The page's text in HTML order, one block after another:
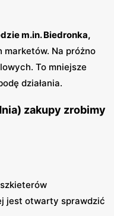
m.in. Biedronka,
Na próżno
To mniejsze
działania.
zakupy zrobimy
jest otwarty sprawdzić